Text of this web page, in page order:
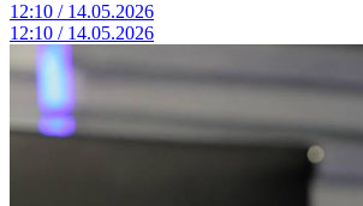
12:10 / 14.05.2026
12:10 / 14.05.2026